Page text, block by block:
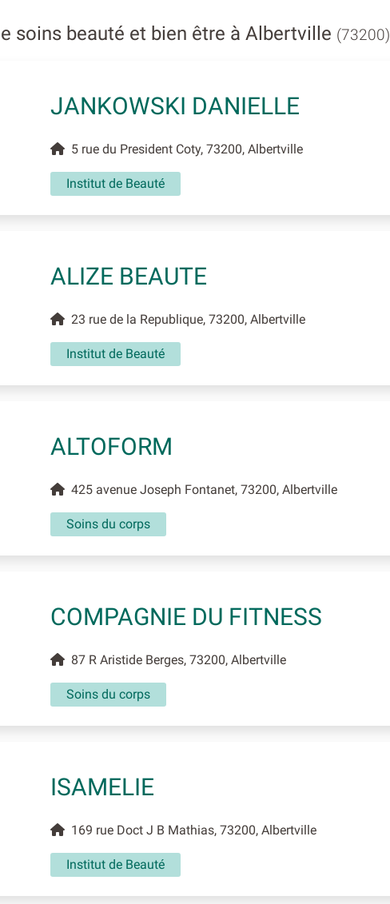
soins beauté et bien être à Albertville (73200)
JANKOWSKI DANIELLE
5 rue du President Coty, 73200, Albertville
Institut de Beauté
ALIZE BEAUTE
23 rue de la Republique, 73200, Albertville
Institut de Beauté
ALTOFORM
425 avenue Joseph Fontanet, 73200, Albertville
Soins du corps
COMPAGNIE DU FITNESS
87 R Aristide Berges, 73200, Albertville
Soins du corps
ISAMELIE
169 rue Doct J B Mathias, 73200, Albertville
Institut de Beauté